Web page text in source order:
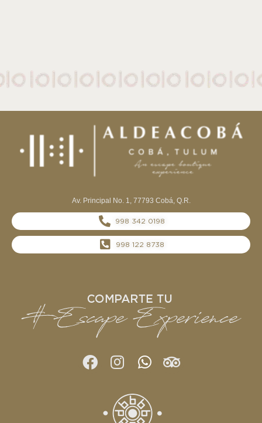
Av. Principal No. 1, 77793 Cobá, Q.R.
998 342 0198
998 122 8738